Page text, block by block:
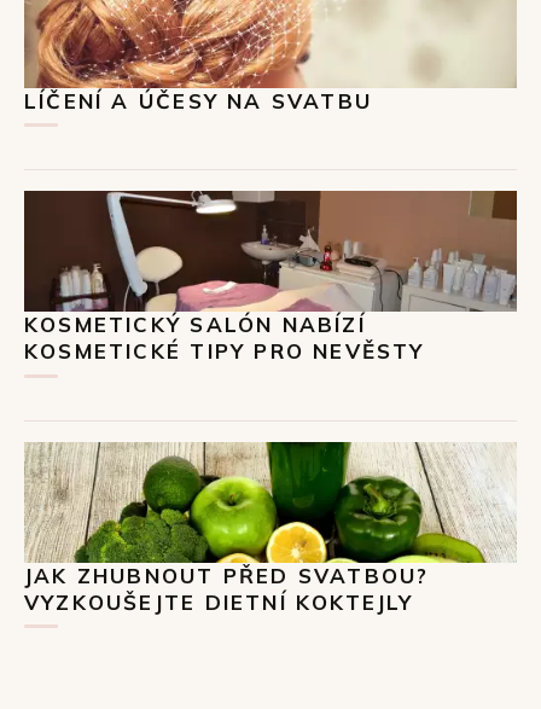
LÍČENÍ A ÚČESY NA SVATBU
KOSMETICKÝ SALÓN NABÍZÍ
KOSMETICKÉ TIPY PRO NEVĚSTY
JAK ZHUBNOUT PŘED SVATBOU?
VYZKOUŠEJTE DIETNÍ KOKTEJLY